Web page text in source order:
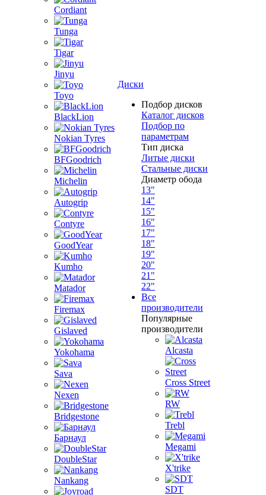
Cordiant
Tunga
Tigar
Jinyu
Toyo
BlackLion
Nokian Tyres
BFGoodrich
Michelin
Autogrip
Contyre
GoodYear
Kumho
Matador
Firemax
Gislaved
Yokohama
Sava
Nexen
Bridgestone
Барнаул
DoubleStar
Nankang
Диски
Подбор дисков
Каталог дисков
Подбор по
параметрам
Тип диска
Литые диски
Стальные диски
Диаметр обода
13"
14"
15"
16"
17"
18"
19"
20"
21"
22"
Все
производители
Популярные
производители
Alcasta
Cross Street
RW
Trebl
Megami
X'trike
SDT